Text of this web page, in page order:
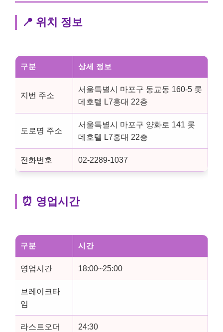
📍 위치 정보
구분 상세 정보
지번 주소
서울특별시 마포구 동교동 160-5 롯
데호텔 L7홍대 22층
도로명 주소
서울특별시 마포구 양화로 141 롯
데호텔 L7홍대 22층
전화번호 02-2289-1037
⏰ 영업시간
구분 시간
영업시간 18:00~25:00
브레이크타
임
라스트오더 24:30